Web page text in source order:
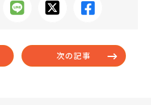
次の記事